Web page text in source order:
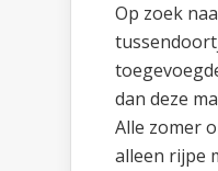
Op zoek
dan deze
Alle zomer
alleen rijpe